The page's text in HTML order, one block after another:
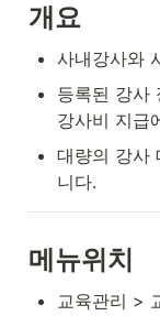
개요
사내강사와
등록된 강사
강사비 지급
대량의 강사
니다.
메뉴위치
교육관리 >